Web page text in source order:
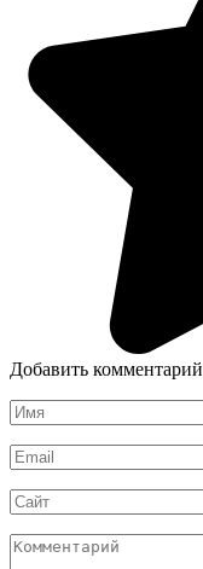
Добавить комментарий
Имя
*
Email
*
Сайт
Комментарий